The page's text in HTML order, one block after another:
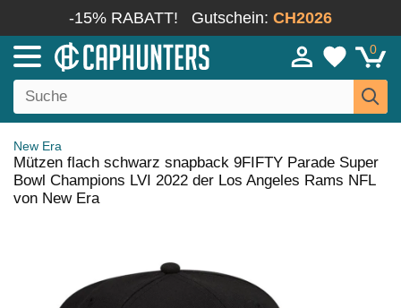
-15% RABATT! Gutschein: CH2026
0
New Era
Mützen flach schwarz snapback 9FIFTY Parade Super
Bowl Champions LVI 2022 der Los Angeles Rams NFL
von New Era